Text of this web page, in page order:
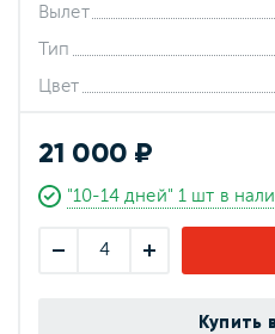
Вылет
Тип
Цвет
21 000 ₽
"10-14 дней" 1 шт в
Купить